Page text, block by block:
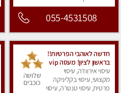
055-4531508
חדשה לאוהבי הפרטיות!!
בראשון לציון! מעסה vip
מפנקת בקליניקה פרטית
לחלוטין!!! לבד! לרציניים
בלבד! מומלץ!
עיסוי אירוודה, עיסוי
מקצועי, עיסוי בקליניקה
פרטית, עיסוי טנטרה, עיסוי
שלושה
כוכבים